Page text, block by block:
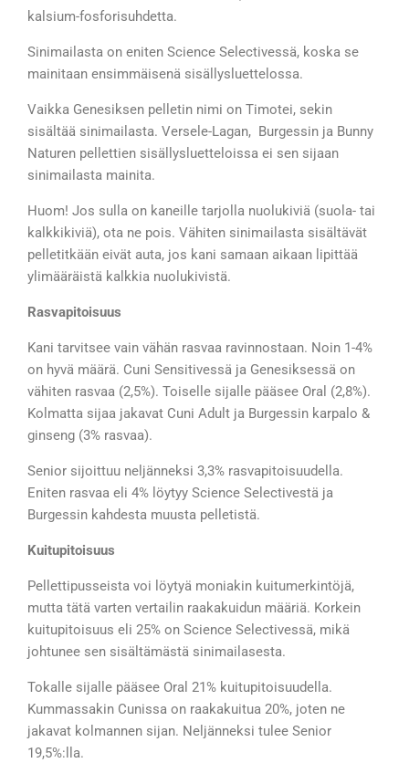
kalsium-fosforisuhdetta.
Sinimailasta on eniten Science Selectivessä, koska se
mainitaan ensimmäisenä sisällysluettelossa.
Vaikka Genesiksen pelletin nimi on Timotei, sekin
sisältää sinimailasta. Versele-Lagan, Burgessin ja Bunny
Naturen pellettien sisällysluetteloissa ei sen sijaan
sinimailasta mainita.
Huom! Jos sulla on kaneille tarjolla nuolukiviä (suola- tai
kalkkikiviä), ota ne pois. Vähiten sinimailasta sisältävät
pelletitkään eivät auta, jos kani samaan aikaan lipittää
ylimääräistä kalkkia nuolukivistä.
Rasvapitoisuus
Kani tarvitsee vain vähän rasvaa ravinnostaan. Noin 1-4%
on hyvä määrä. Cuni Sensitivessä ja Genesiksessä on
vähiten rasvaa (2,5%). Toiselle sijalle pääsee Oral (2,8%).
Kolmatta sijaa jakavat Cuni Adult ja Burgessin karpalo &
ginseng (3% rasvaa).
Senior sijoittuu neljänneksi 3,3% rasvapitoisuudella.
Eniten rasvaa eli 4% löytyy Science Selectivestä ja
Burgessin kahdesta muusta pelletistä.
Kuitupitoisuus
Pellettipusseista voi löytyä moniakin kuitumerkintöjä,
mutta tätä varten vertailin raakakuidun määriä. Korkein
kuitupitoisuus eli 25% on Science Selectivessä, mikä
johtunee sen sisältämästä sinimailasesta.
Tokalle sijalle pääsee Oral 21% kuitupitoisuudella.
Kummassakin Cunissa on raakakuitua 20%, joten ne
jakavat kolmannen sijan. Neljänneksi tulee Senior
19,5%:lla.